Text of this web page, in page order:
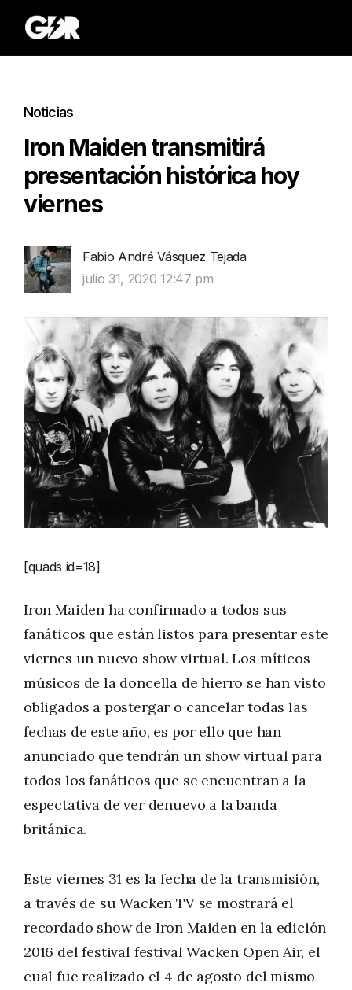
Noticias
Iron Maiden transmitirá
presentación histórica hoy
viernes
Fabio André Vásquez Tejada
julio 31, 2020 12:47 pm
[quads id=18]
Iron Maiden ha confirmado a todos sus
fanáticos que están listos para presentar este
viernes un nuevo show virtual. Los míticos
músicos de la doncella de hierro se han visto
obligados a postergar o cancelar todas las
fechas de este año, es por ello que han
anunciado que tendrán un show virtual para
todos los fanáticos que se encuentran a la
espectativa de ver denuevo a la banda
británica.
Este viernes 31 es la fecha de la transmisión,
a través de su Wacken TV se mostrará el
recordado show de Iron Maiden en la edición
2016 del festival festival Wacken Open Air, el
cual fue realizado el 4 de agosto del mismo